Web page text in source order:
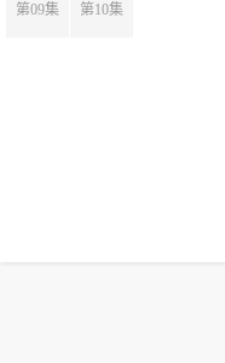
第09集 第10集